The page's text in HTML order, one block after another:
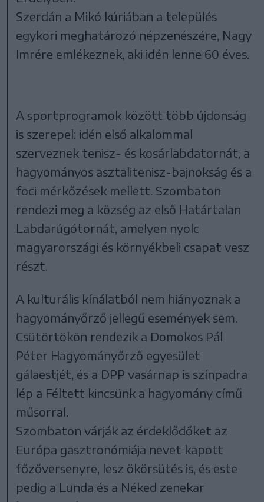
Szerdán a Mikó kúriában a település
egykori meghatározó népzenészére, Nagy
Imrére emlékeznek, aki idén lenne 60 éves.
A sportprogramok között több újdonság
is szerepel: idén első alkalommal
szerveznek tenisz- és kosárlabdatornát, a
hagyományos asztalitenisz-bajnokság és a
foci mérkőzések mellett. Szombaton
rendezi meg a község az első Határtalan
Labdarúgótornát, amelyen nyolc
magyarországi és környékbeli csapat vesz
részt.
A kulturális kínálatból nem hiányoznak a
hagyományőrző jellegű események sem.
Csütörtökön rendezik a Domokos Pál
Péter Hagyományőrző egyesület
gálaestjét, és a DPP vasárnap is színpadra
lép a Féltett kincsünk a hagyomány című
műsorral.
Szombaton várják az érdeklődőket az
Európa gasztronómiája nevet kapott
főzőversenyre, lesz ökörsütés is, és este
pedig a Lunda és a Néked zenekar